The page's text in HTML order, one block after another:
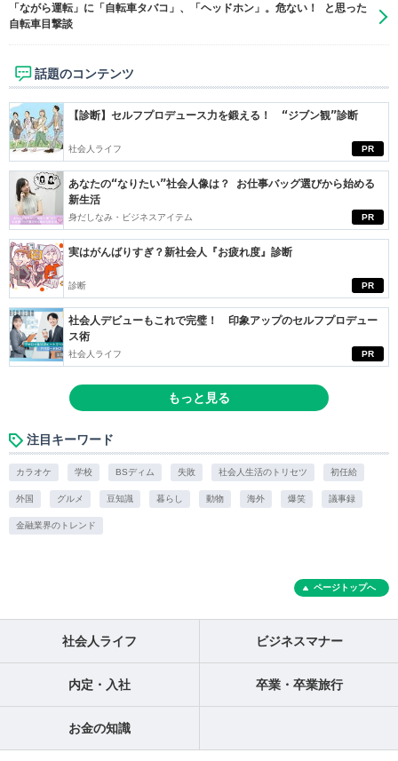
「ながら運転」に「自転車タバコ」、「ヘッドホン」。危ない！ と思った
自転車目撃談
話題のコンテンツ
PR
【診断】セルフプロデュース力を鍛える！ “ジブン観”診断
社会人ライフ
PR
あなたの“なりたい”社会人像は？ お仕事バッグ選びから始める
新生活
身だしなみ・ビジネスアイテム
PR
実はがんばりすぎ？新社会人『お疲れ度』診断
診断
PR
社会人デビューもこれで完璧！ 印象アップのセルフプロデュー
ス術
社会人ライフ
もっと見る
注目キーワード
カラオケ 学校 BSディム 失敗 社会人生活のトリセツ 初任給
外国 グルメ 豆知識 暮らし 動物 海外 爆笑 議事録
金融業界のトレンド
ページトップへ
社会人ライフ ビジネスマナー
内定・入社 卒業・卒業旅行
お金の知識